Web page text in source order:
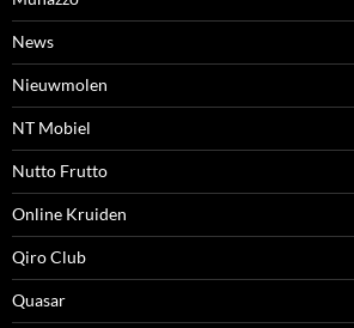
News
Nieuwmolen
NT Mobiel
Nutto Frutto
Online Kruiden
Qiro Club
Quasar